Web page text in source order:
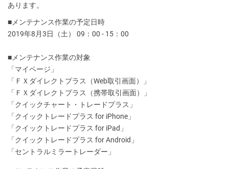
あります。
■メンテナンス作業の予定日時
2019年8月3日（土） 09：00 - 15：00
■メンテナンス作業の対象
「マイページ」
「ＦＸダイレクトプラス（Web取引画面）」
「ＦＸダイレクトプラス（携帯取引画面）」
「クイックチャート・トレードプラス」
「クイックトレードプラス for iPhone」
「クイックトレードプラス for iPad」
「クイックトレードプラス for Android」
「セントラルミラートレーダー」